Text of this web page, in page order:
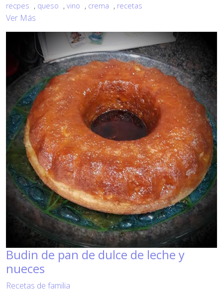
recpes , queso , vino , crema , recetas
Ver Más
Budin de pan de dulce de leche y
nueces
Recetas de familia